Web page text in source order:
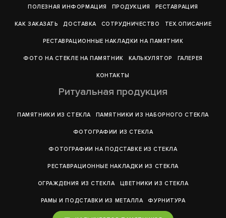
ПОЛЕЗНАЯ ИНФОРМАЦИЯ ПРОДУКЦИЯ РЕСТАВРАЦИЯ
КАК ЗАКАЗАТЬ ДОСТАВКА СОТРУДНИЧЕСТВО ТЕХ.ОПИСАНИЕ
РЕСТАВРАЦИОННЫЕ НАКЛАДКИ НА ПАМЯТНИК
ФОТО НА СТЕКЛЕ НА ПАМЯТНИК КАЛЬКУЛЯТОР ГАЛЕРEЯ
КОНТАКТЫ
Ритуальная продукция
ПАМЯТНИКИ ИЗ СТЕКЛА ПАМЯТНИКИ ИЗ НАБОРНОГО СТЕКЛА
ФОТОГРАФИИ ИЗ СТЕКЛА
ФОТОГРАФИИ НА ПОДСТАВКЕ ИЗ СТЕКЛА
РЕСТАВРАЦИОННЫЕ НАКЛАДКИ ИЗ СТЕКЛА
ОГРАЖДЕНИЯ ИЗ СТЕКЛА ЦВЕТНИКИ ИЗ СТЕКЛА
РАМЫ И ПОДСТАВКИ ИЗ МЕТАЛЛА ФУРНИТУРА